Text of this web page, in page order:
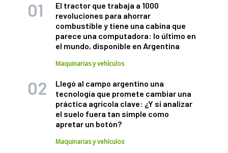
El tractor que trabaja a 1000
revoluciones para ahorrar
combustible y tiene una cabina que
parece una computadora: lo último en
el mundo, disponible en Argentina
Maquinarias y vehículos
Llegó al campo argentino una
tecnología que promete cambiar una
práctica agrícola clave: ¿Y si analizar
el suelo fuera tan simple como
apretar un botón?
Maquinarias y vehículos